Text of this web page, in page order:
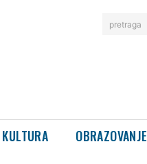
pretraga
KULTURA OBRAZOVANJE